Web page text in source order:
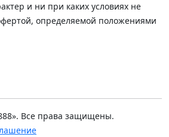
и ни при каких условиях не
определяемой положениями
Все права защищены.